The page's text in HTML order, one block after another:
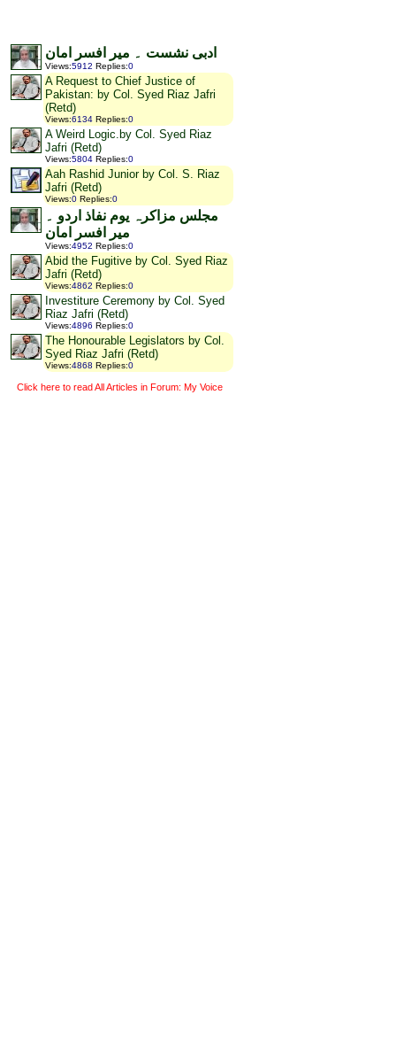
ادبی نشست ۔ میر افسر امان
Views:5912 Replies:0
A Request to Chief Justice of
Pakistan: by Col. Syed Riaz Jafri
(Retd)
Views:6134 Replies:0
A Weird Logic.by Col. Syed Riaz
Jafri (Retd)
Views:5804 Replies:0
Aah Rashid Junior by Col. S. Riaz
Jafri (Retd)
Views:0 Replies:0
مجلس مزاکرہ یوم نفاذ اردو ۔
میر افسر امان
Views:4952 Replies:0
Abid the Fugitive by Col. Syed Riaz
Jafri (Retd)
Views:4862 Replies:0
Investiture Ceremony by Col. Syed
Riaz Jafri (Retd)
Views:4896 Replies:0
The Honourable Legislators by Col.
Syed Riaz Jafri (Retd)
Views:4868 Replies:0
Click here to read All Articles in Forum: My Voice